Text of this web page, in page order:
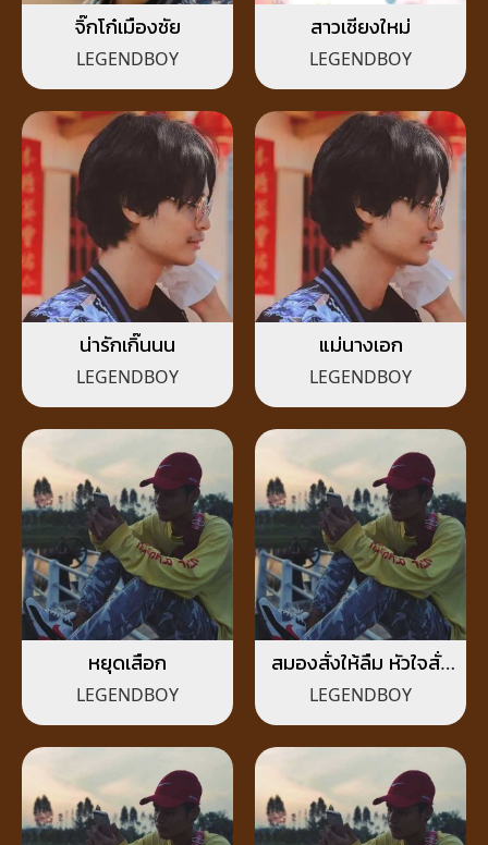
จิ๊กโก๋เมืองชัย
LEGENDBOY
สาวเชียงใหม่
LEGENDBOY
น่ารักเกิ๊นนน
LEGENDBOY
แม่นางเอก
LEGENDBOY
หยุดเสือก
LEGENDBOY
สมองสั่งให้ลืม หัวใจสั่ง
ให้จำ
LEGENDBOY